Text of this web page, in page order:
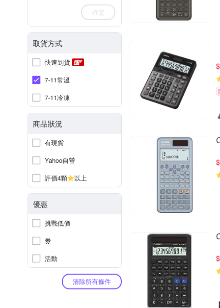
確定
取貨方式
快速到貨
7-11常溫
7-11冷凍
商品狀況
有現貨
Yahoo自營
評價4顆
以上
優惠
挑戰低價
券
活動
清除所有條件
$
$
$